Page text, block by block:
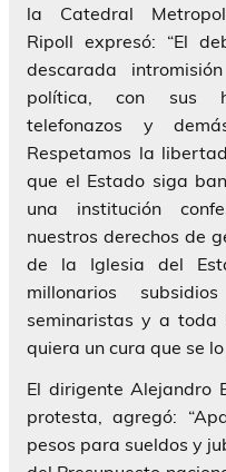
la Catedral
Ripoll expresó: “El
descarada
política, con sus
telefonazos y
Respetamos la
que el Estado siga
una institución
nuestros derechos de
de la Iglesia del
millonarios
seminaristas y a toda
quiera un cura que se
El dirigente Alejandro
protesta, agregó:
pesos para sueldos y